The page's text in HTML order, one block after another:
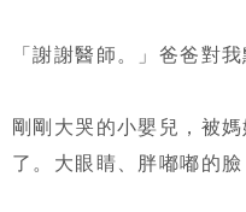
「謝謝醫師。」爸爸對我
剛剛大哭的小嬰兒，被
了。大眼睛、胖嘟嘟的